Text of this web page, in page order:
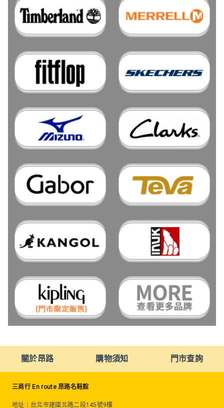
關於昂路 購物須知 門市查詢
三商行 En route 昂路名鞋館
地址 台北市建國北路二段145號9樓